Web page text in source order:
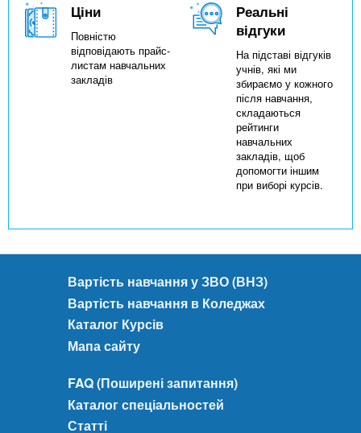
Ціни
Повністю
відповідають прайс-
листам навчальних
закладів
Реальні
відгуки
На підставі відгуків
учнів, які ми
збираємо у кожного
після навчання,
складаються
рейтинги
навчальних
закладів, щоб
допомогти іншим
при виборі курсів.
Вартість навчання у ЗВО (ВНЗ)
Вартість навчання в Коледжах
Каталог Курсів
Мапа сайту
FAQ (Поширені запитання)
Каталог спеціальностей
Статті